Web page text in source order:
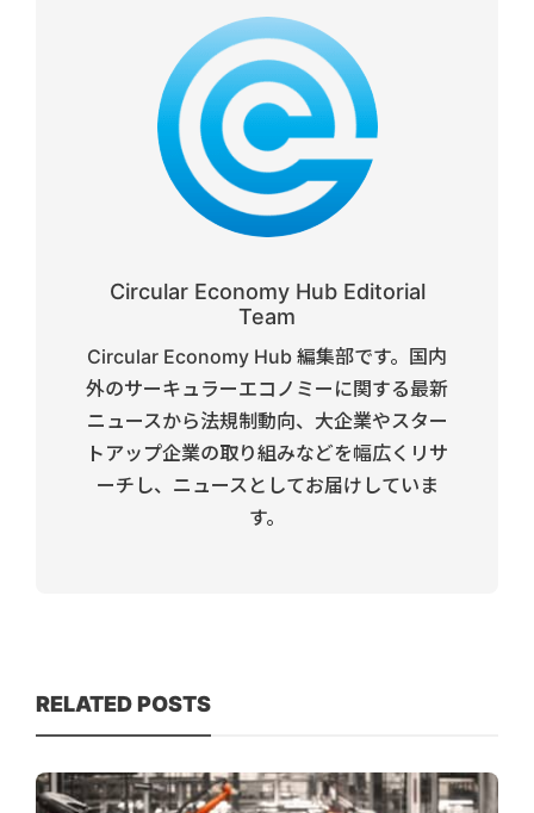
Circular Economy Hub Editorial
Team
Circular Economy Hub 編集部です。国内
外のサーキュラーエコノミーに関する最新
ニュースから法規制動向、大企業やスター
トアップ企業の取り組みなどを幅広くリサ
ーチし、ニュースとしてお届けしていま
す。
RELATED POSTS